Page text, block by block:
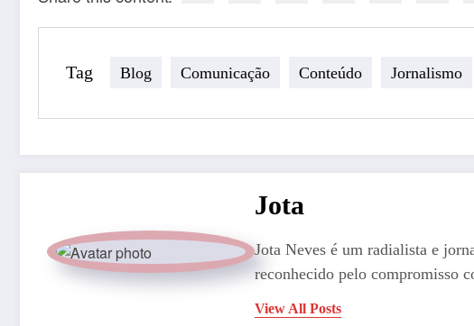
Tag Blog Comunicação Conteúdo Jornalismo
Jota
Jota Neves é um radialista e
reconhecido pelo compromisso
View All Posts